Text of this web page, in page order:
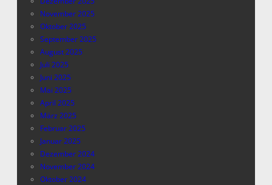
November 2025
Oktober 2025
September 2025
August 2025
Juli 2025
Juni 2025
Mai 2025
April 2025
März 2025
Februar 2025
Januar 2025
Dezember 2024
November 2024
Oktober 2024